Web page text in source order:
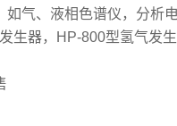
如气、液相色谱仪，分析
生器，HP-800型氢气发